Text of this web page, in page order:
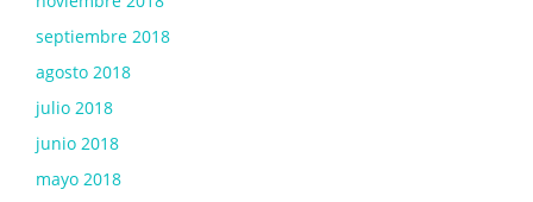
septiembre 2018
agosto 2018
julio 2018
junio 2018
mayo 2018